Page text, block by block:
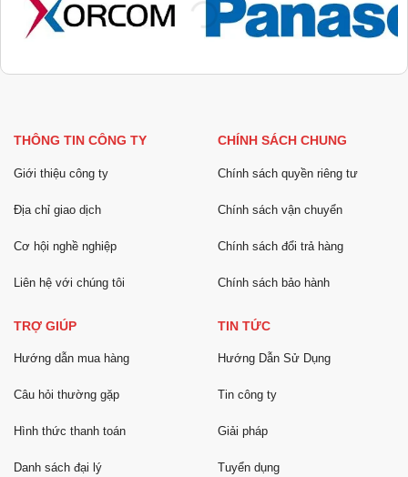
THÔNG TIN CÔNG TY
Giới thiệu công ty
Địa chỉ giao dịch
Cơ hội nghề nghiệp
Liên hệ với chúng tôi
CHÍNH SÁCH CHUNG
Chính sách quyền riêng tư
Chính sách vận chuyển
Chính sách đổi trả hàng
Chính sách bảo hành
TRỢ GIÚP
Hướng dẫn mua hàng
Câu hỏi thường gặp
Hình thức thanh toán
Danh sách đại lý
TIN TỨC
Hướng Dẫn Sử Dụng
Tin công ty
Giải pháp
Tuyển dụng